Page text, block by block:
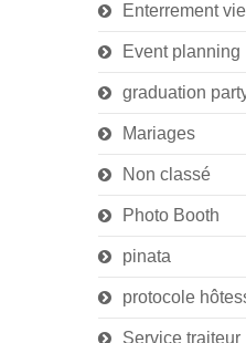
Enterrement
Event planning
graduation
Mariages
Non classé
Photo Booth
pinata
protocole
Service traiteur